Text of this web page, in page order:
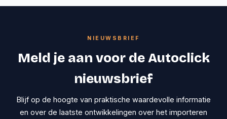
NIEUWSBRIEF
Meld je aan voor de Autoclick
nieuwsbrief
Blijf op de hoogte van praktische waardevolle informatie
en over de laatste ontwikkelingen over het importeren